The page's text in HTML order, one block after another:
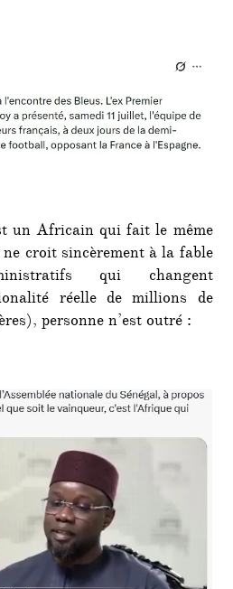
un Africain qui fait le même
croit sincèrement à la fable
qui changent
réelle de millions de
personne n’est outré :